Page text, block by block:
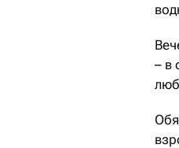
– в